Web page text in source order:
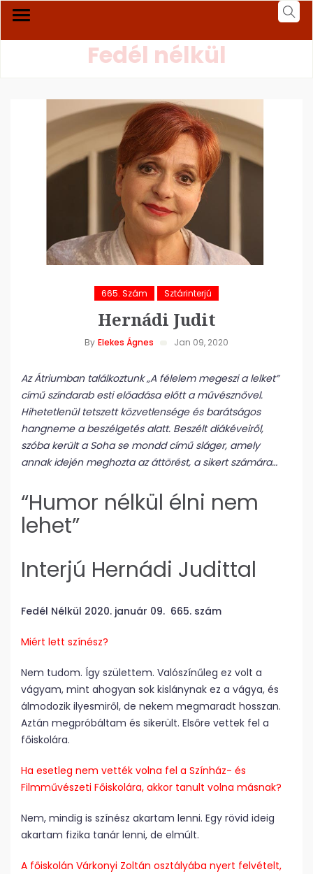
Fedél nélkül
665. Szám Sztárinterjú
Hernádi Judit
By Elekes Ágnes Jan 09, 2020
Az Átriumban találkoztunk „A félelem megeszi a lelket”
című színdarab esti előadása előtt a művésznővel.
Hihetetlenül tetszett közvetlensége és barátságos
hangneme a beszélgetés alatt. Beszélt diákéveiről,
szóba került a Soha se mondd című sláger, amely
annak idején meghozta az áttörést, a sikert számára…
“Humor nélkül élni nem
lehet”
Interjú Hernádi Judittal
Fedél Nélkül 2020. január 09. 665. szám
Miért lett színész?
Nem tudom. Így születtem. Valószínűleg ez volt a
vágyam, mint ahogyan sok kislánynak ez a vágya, és
álmodozik ilyesmiről, de nekem megmaradt hosszan.
Aztán megpróbáltam és sikerült. Elsőre vettek fel a
főiskolára.
Ha esetleg nem vették volna fel a Színház- és
Filmművészeti Főiskolára, akkor tanult volna másnak?
Nem, mindig is színész akartam lenni. Egy rövid ideig
akartam fizika tanár lenni, de elmúlt.
A főiskolán Várkonyi Zoltán osztályába nyert felvételt,